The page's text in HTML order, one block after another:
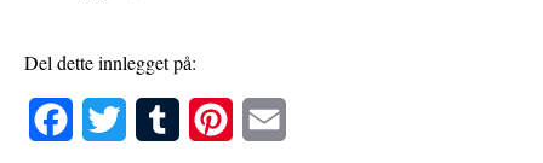
Del dette innlegget på: